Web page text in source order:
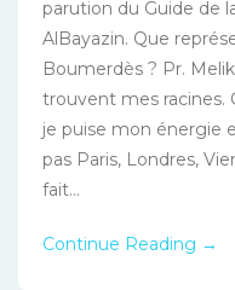
parution du Guide de
AlBayazin. Que
Boumerdès ? Pr.
trouvent mes racines.
je puise mon énergie
pas Paris, Londres,
fait...
Continue Reading →